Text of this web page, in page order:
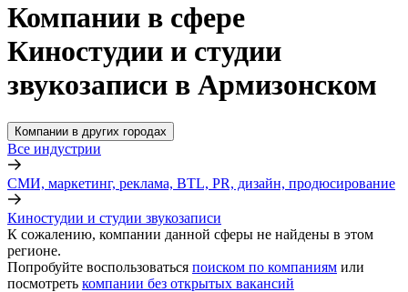
Компании в сфере
Киностудии и студии
звукозаписи в Армизонском
Компании в других городах
Все индустрии
СМИ, маркетинг, реклама, BTL, PR, дизайн, продюсирование
Киностудии и студии звукозаписи
К сожалению, компании данной сферы не найдены в этом
регионе.
Попробуйте воспользоваться поиском по компаниям или
посмотреть компании без открытых вакансий